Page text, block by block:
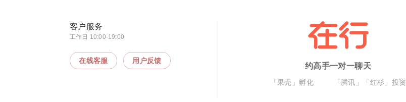
客户服务
工作日 10:00-19:00
在线客服 用户反馈
约高手一对一聊天
「果壳」孵化 「腾讯」「红杉」投资